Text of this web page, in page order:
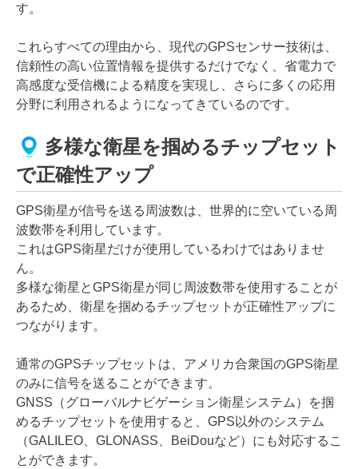
す。
これらすべての理由から、現代のGPSセンサー技術は、
信頼性の高い位置情報を提供するだけでなく、省電力で
高感度な受信機による精度を実現し、さらに多くの応用
分野に利用されるようになってきているのです。
多様な衛星を掴めるチップセット
で正確性アップ
GPS衛星が信号を送る周波数は、世界的に空いている周
波数帯を利用しています。
これはGPS衛星だけが使用しているわけではありませ
ん。
多様な衛星とGPS衛星が同じ周波数帯を使用することが
あるため、衛星を掴めるチップセットが正確性アップに
つながります。
通常のGPSチップセットは、アメリカ合衆国のGPS衛星
のみに信号を送ることができます。
GNSS（グローバルナビゲーション衛星システム）を掴
めるチップセットを使用すると、GPS以外のシステム
（GALILEO、GLONASS、BeiDouなど）にも対応するこ
とができます。